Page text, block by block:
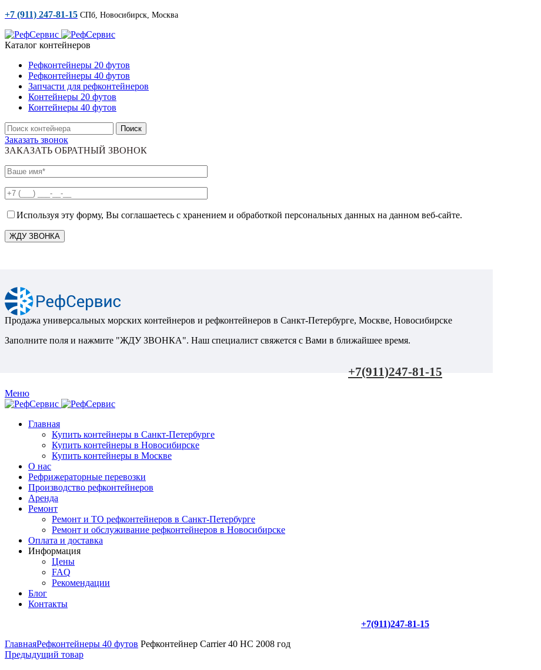
+7 (911) 247-81-15 СПб, Новосибирск, Москва
Каталог контейнеров
Рефконтейнеры 20 футов
Рефконтейнеры 40 футов
Запчасти для рефконтейнеров
Контейнеры 20 футов
Контейнеры 40 футов
Поиск
Заказать звонок
ЗАКАЗАТЬ ОБРАТНЫЙ ЗВОНОК
Используя эту форму, Вы соглашаетесь с хранением и обработкой персональных данных на данном веб-сайте.
Продажа универсальных морских контейнеров и рефконтейнеров в Санкт-Петербурге, Москве, Новосибирске
Заполните поля и нажмите "ЖДУ ЗВОНКА". Наш специалист свяжется с Вами в ближайшее время.
+7(911)247-81-15
Меню
Главная
Купить контейнеры в Санкт-Петербурге
Купить контейнеры в Новосибирске
Купить контейнеры в Москве
О нас
Рефрижераторные перевозки
Производство рефконтейнеров
Аренда
Ремонт
Ремонт и ТО рефконтейнеров в Санкт-Петербурге
Ремонт и обслуживание рефконтейнеров в Новосибирске
Оплата и доставка
Информация
Цены
FAQ
Рекомендации
Блог
Контакты
+7(911)247-81-15
ГлавнаяРефконтейнеры 40 футов Рефконтейнер Carrier 40 HC 2008 год
Предыдущий товар